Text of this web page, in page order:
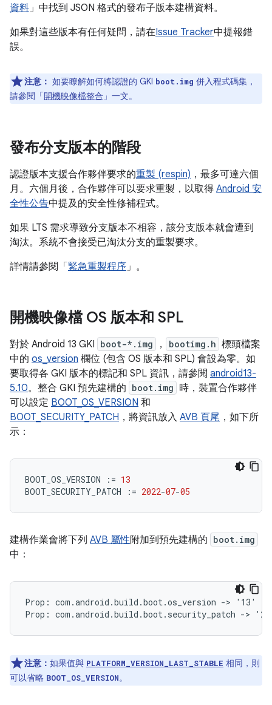
資料」中找到 JSON 格式的發布子版本建構資料。
如果對這些版本有任何疑問，請在Issue Tracker中提報錯
誤。
注意： 如要瞭解如何將認證的 GKI boot.img 併入程式碼集，
請參閱「開機映像檔整合 」一文。
發布分支版本的階段
認證版本支援合作夥伴要求的重製 (respin) ，最多可達六個
月。六個月後，合作夥伴可以要求重製，以取得 Android 安
全性公告中提及的安全性修補程式。
如果 LTS 需求導致分支版本不相容，該分支版本就會遭到
淘汰。系統不會接受已淘汰分支的重製要求。
詳情請參閱「 緊急重製程序」。
開機映像檔 OS 版本和 SPL
對於 Android 13 GKI boot-*.img ， bootimg.h 標頭檔案
中的 os_version 欄位 (包含 OS 版本和 SPL) 會設為零。如
要取得各 GKI 版本的標記和 SPL 資訊，請參閱 android13-
5.10。整合 GKI 預先建構的 boot.img 時，裝置合作夥伴
可以設定 BOOT_OS_VERSION 和
BOOT_SECURITY_PATCH ，將資訊放入 AVB 頁尾 ，如下所
示：
BOOT_OS_VERSION := 13
BOOT_SECURITY_PATCH
:= 2022-07-05
建構作業會將下列 AVB 屬性附加到預先建構的 boot.img
中：
Prop: com.android.build.boot.os_version -> '13'
注意： 如果值與 PLATFORM_VERSION_LAST_STABLE 相同，則
可以省略 BOOT_OS_VERSION。